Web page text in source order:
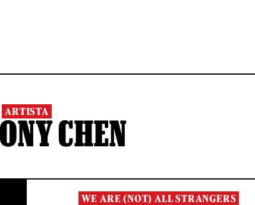
ARTISTA
CHEN
WE ARE (NOT) ALL STRANGERS